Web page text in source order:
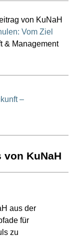
von KuNaH
Vom Ziel
& Management
–
KuNaH
aus der
für
zu